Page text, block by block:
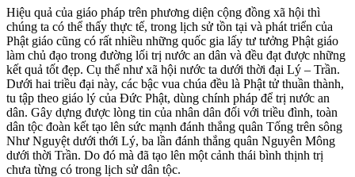
Hiệu quả của giáo pháp trên phương diện cộng đồng xã hội thì
chúng ta có thể thấy thực tế, trong lịch sử tồn tại và phát triển của
Phật giáo cũng có rất nhiều những quốc gia lấy tư tưởng Phật giáo
làm chủ đạo trong đường lối trị nước an dân và đều đạt được những
kết quả tốt đẹp. Cụ thể như xã hội nước ta dưới thời đại Lý – Trần.
Dưới hai triều đại này, các bậc vua chúa đều là Phật tử thuần thành,
tu tập theo giáo lý của Đức Phật, dùng chính pháp để trị nước an
dân. Gây dựng được lòng tin của nhân dân đối với triều đình, toàn
dân tộc đoàn kết tạo lên sức mạnh đánh thắng quân Tống trên sông
Như Nguyệt dưới thới Lý, ba lần đánh thắng quân Nguyên Mông
dưới thời Trần. Do đó mà đã tạo lên một cảnh thái bình thịnh trị
chưa từng có trong lịch sử dân tộc.